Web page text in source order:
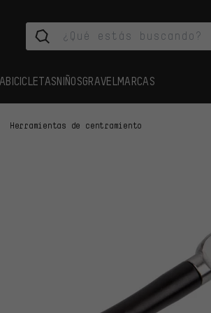
BICICLETASNIÑOSGRAVEL MARCAS
Herramientas de centramiento